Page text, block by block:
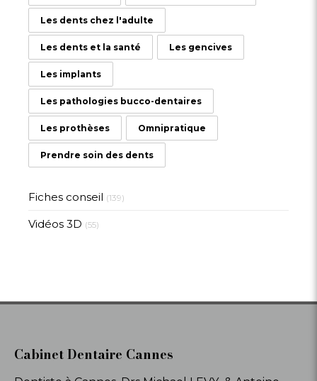
Les dents chez l'adulte
Les dents et la santé Les gencives
Les implants
Les pathologies bucco-dentaires
Les prothèses Omnipratique
Prendre soin des dents
Fiches conseil (139)
Vidéos 3D (55)
Cabinet Dentaire Cannes